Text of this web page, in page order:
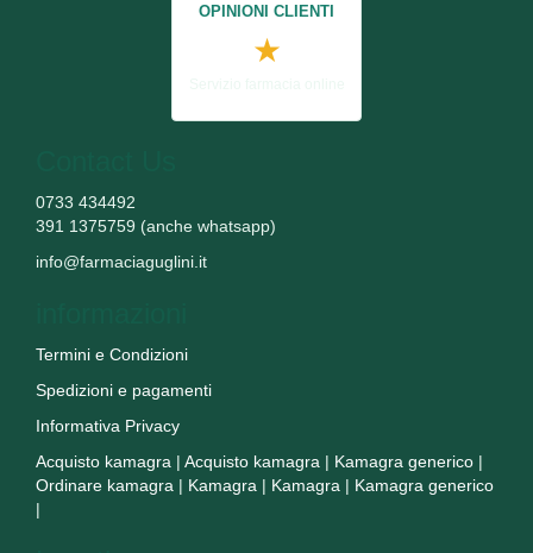
OPINIONI CLIENTI
★
0733 434492
391 1375759 (anche whatsapp)
info@farmaciaguglini.it
Termini e Condizioni
Spedizioni e pagamenti
Informativa Privacy
Acquisto kamagra | Acquisto kamagra | Kamagra generico |
Ordinare kamagra | Kamagra | Kamagra | Kamagra generico
|